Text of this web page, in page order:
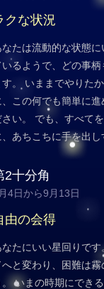
クな状況
なたは流動的な状態
いるようで、どの事
す。 いままでやりた
、この何でも簡単に
さい。 でも、すべて
、あちこちに手を出
2十分角
4日から9月13日
由の会得
なたにいい星回りで
へと変わり、困難は
。 いまの時期にでき